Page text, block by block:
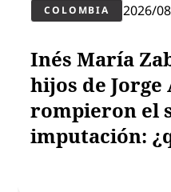
COLOMBIA 2026/
Inés María
hijos de
rompieron el
imputación: